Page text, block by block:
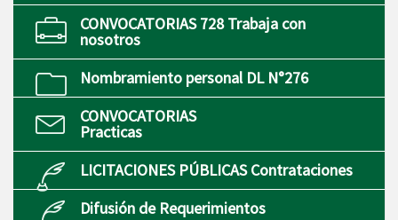
CONVOCATORIAS 728 Trabaja con
nosotros
Nombramiento personal DL N°276
CONVOCATORIAS
Practicas
LICITACIONES PÚBLICAS Contrataciones
Difusión de Requerimientos